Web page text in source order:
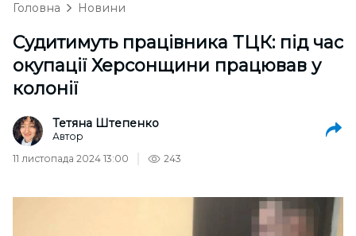
Головна Новини
Судитимуть працівника ТЦК: під час
окупації Херсонщини працював у
колонії
Тетяна Штепенко
Автор
11 листопада 2024 13:00
243